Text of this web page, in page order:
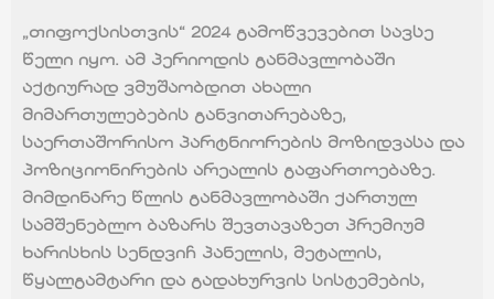
„თიფოქსისთვის“ 2024 გამოწვევებით სავსე
წელი იყო. ამ პერიოდის განმავლობაში
აქტიურად ვმუშაობდით ახალი
მიმართულებების განვითარებაზე,
საერთაშორისო პარტნიორების მოზიდვასა და
პოზიციონირების არეალის გაფართოებაზე.
მიმდინარე წლის განმავლობაში ქართულ
სამშენებლო ბაზარს შევთავაზეთ პრემიუმ
ხარისხის სენდვიჩ პანელის, მეტალის,
წყალგამტარი და გადახურვის სისტემების,